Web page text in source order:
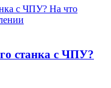
станка с ЧПУ?